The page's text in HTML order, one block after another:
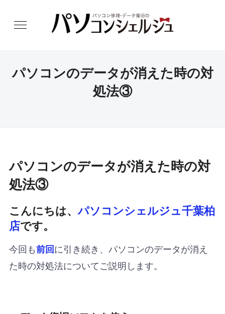
パソコンのデータが消えた時の対
処法③
パソコンのデータが消えた時の対
処法③
こんにちは、パソコンシェルジュ千葉柏
店です。
今回も前回に引き続き、パソコンのデータが消え
た時の対処法についてご説明します。